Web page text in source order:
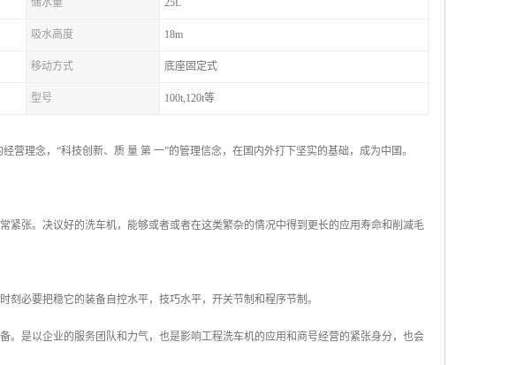
储水量 25L
吸水高度 18m
移动方式 底座固定式
型号 100t,120t等
理念，“科技创新、质 量 第 一”的管理信念，在国内外打下坚实的基础，成为中国。
紧张。决议好的洗车机，能够或者或者在这类繁杂的情况中得到更长的应用寿命和削减毛
必要把稳它的装备自控水平，技巧水平，开关节制和程序节制。
是以企业的服务团队和力气，也是影响工程洗车机的应用和商号经营的紧张身分，也会